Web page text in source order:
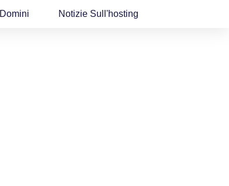
Domini Notizie Sull'hosting